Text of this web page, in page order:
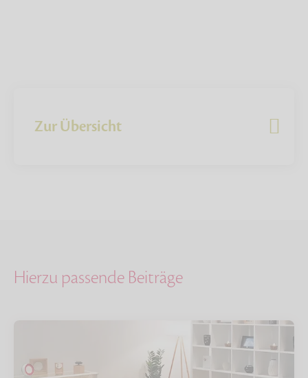
Zur Übersicht
Hierzu passende Beiträge